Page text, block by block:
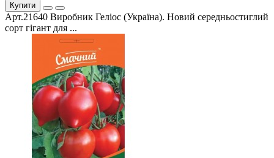
Купити
Арт.21640 Виробник Геліос (Україна). Новий середньостиглий
сорт гігант для ...